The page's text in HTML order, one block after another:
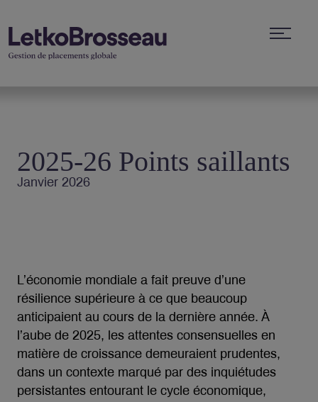
2025-26 Points saillants
Janvier 2026
L’économie mondiale a fait preuve d’une
résilience supérieure à ce que beaucoup
anticipaient au cours de la dernière année. À
l’aube de 2025, les attentes consensuelles en
matière de croissance demeuraient prudentes,
dans un contexte marqué par des inquiétudes
persistantes entourant le cycle économique,